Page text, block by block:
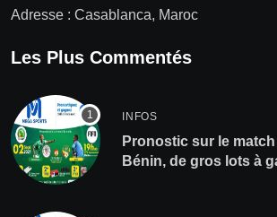
Adresse : Casablanca, Maroc
Les Plus Commentés
INFOS
Pronostic sur le
Bénin, de gros lots à